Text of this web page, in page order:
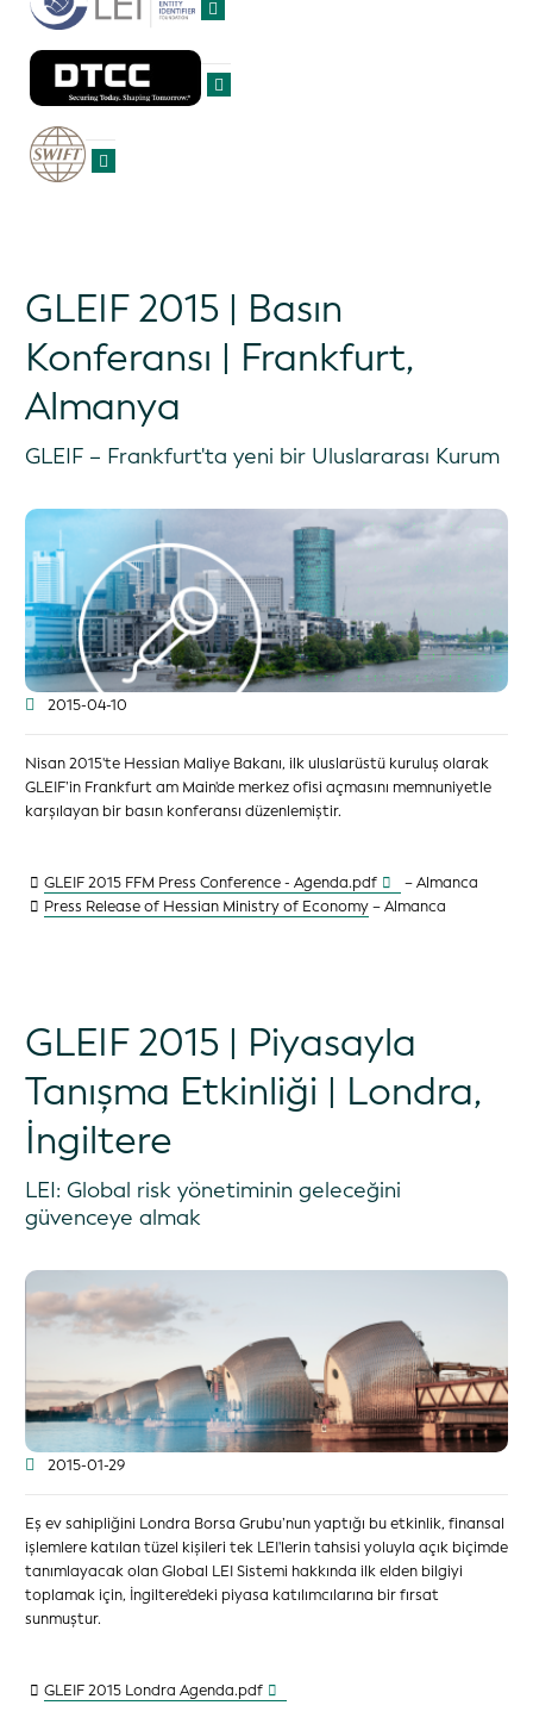
GLEIF 2015 | Basın
Konferansı | Frankfurt,
Almanya
GLEIF – Frankfurt'ta yeni bir Uluslararası Kurum
2015-04-10
Nisan 2015'te Hessian Maliye Bakanı, ilk uluslarüstü kuruluş olarak
GLEIF’in Frankfurt am Main'de merkez ofisi açmasını memnuniyetle
karşılayan bir basın konferansı düzenlemiştir.
GLEIF 2015 FFM Press Conference - Agenda.pdf
– Almanca
Press Release of Hessian Ministry of Economy– Almanca
GLEIF 2015 | Piyasayla
Tanışma Etkinliği | Londra,
İngiltere
LEI: Global risk yönetiminin geleceğini
güvenceye almak
2015-01-29
Eş ev sahipliğini Londra Borsa Grubu’nun yaptığı bu etkinlik, finansal
işlemlere katılan tüzel kişileri tek LEI'lerin tahsisi yoluyla açık biçimde
tanımlayacak olan Global LEI Sistemi hakkında ilk elden bilgiyi
toplamak için, İngiltere'deki piyasa katılımcılarına bir fırsat
sunmuştur.
GLEIF 2015 Londra Agenda.pdf